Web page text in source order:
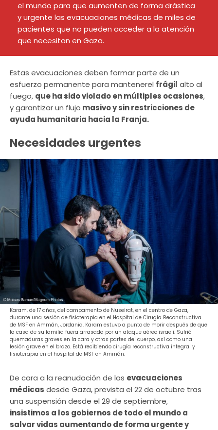
el mundo para que aumenten de forma drástica
y urgente las evacuaciones médicas de miles de
pacientes que no pueden acceder a la atención
que necesitan en Gaza.
Estas evacuaciones deben formar parte de un
esfuerzo permanente para mantenerel frágil alto al
fuego, que ha sido violado en múltiples ocasiones,
y garantizar un flujo masivo y sin restricciones de
ayuda humanitaria hacia la Franja.
Necesidades urgentes
Karam, de 17 años, del campamento de Nuseirat, en el centro de Gaza,
durante una sesión de fisioterapia en el Hospital de Cirugía Reconstructiva
de MSF en Ammán, Jordania. Karam estuvo a punto de morir después de que
la casa de su familia fuera arrasada por un ataque aéreo israelí. Sufrió
quemaduras graves en la cara y otras partes del cuerpo, así como una
lesión grave en el brazo. Está recibiendo cirugía reconstructiva integral y
fisioterapia en el hospital de MSF en Ammán.
De cara a la reanudación de las evacuaciones
médicas desde Gaza, prevista el 22 de octubre tras
una suspensión desde el 29 de septiembre,
insistimos a los gobiernos de todo el mundo a
salvar vidas aumentando de forma urgente y